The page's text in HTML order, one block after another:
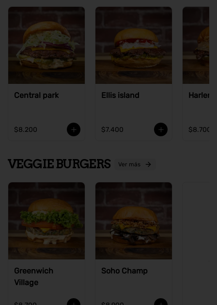
Central park
$8.200
Ellis island
$7.400
Harlem
$8.700
VEGGIE BURGERS Ver más
Greenwich
Village
Soho Champ